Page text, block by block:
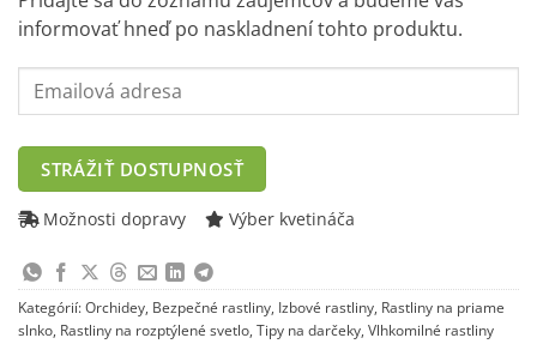
informovať hneď po naskladnení tohto produktu.
Enter
your
address
to
join
waitlist
for
this
product
STRÁŽIŤ DOSTUPNOSŤ
Možnosti dopravy Výber kvetináča
Kategórií:Orchidey, Bezpečné rastliny, Izbové rastliny, Rastliny na priame
slnko, Rastliny na rozptýlené svetlo, Tipy na darčeky, Vlhkomilné rastliny